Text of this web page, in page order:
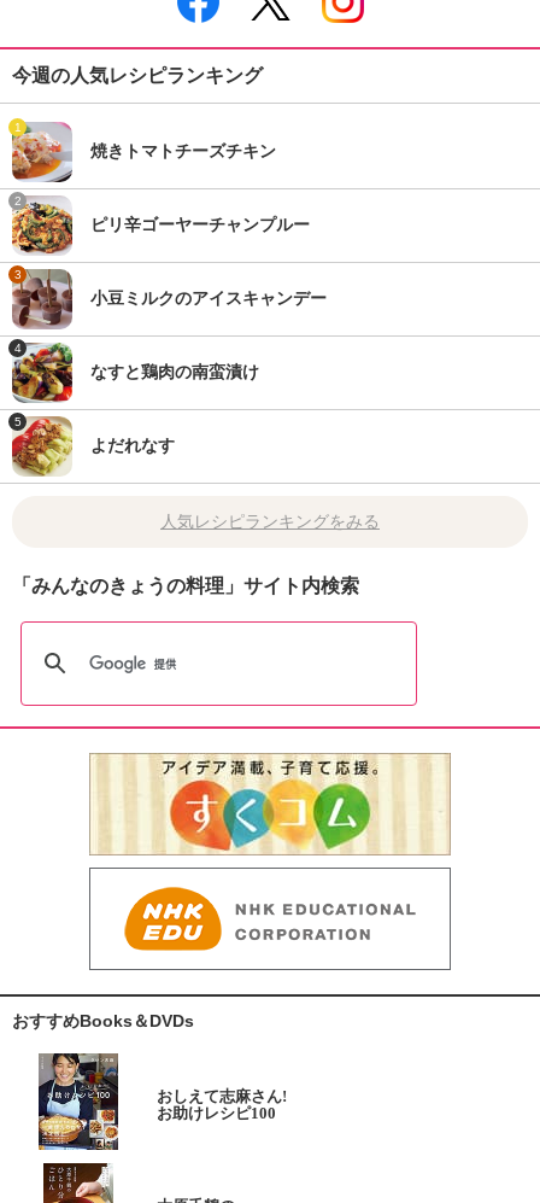
今週の人気レシピランキング
1
焼きトマトチーズチキン
2
ピリ辛ゴーヤーチャンプルー
3
小豆ミルクのアイスキャンデー
4
なすと鶏肉の南蛮漬け
5
よだれなす
人気レシピランキングをみる
「みんなのきょうの料理」サイト内検索
おすすめBooks＆DVDs
おしえて志麻さん!
お助けレシピ100